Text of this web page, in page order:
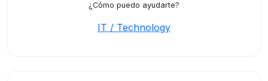
¿Cómo puedo ayudarte?
IT / Technology